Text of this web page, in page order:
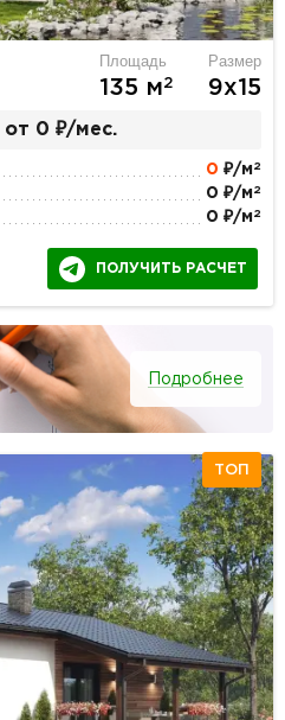
Площадь
135 м2
Размер
9х15
от 0 ₽/мес.
0 ₽/м 2
0 ₽/м 2
0 ₽/м 2
ПОЛУЧИТЬ РАСЧЕТ
Подробнее
ТОП